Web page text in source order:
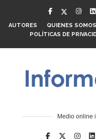
AUTORES QUIENES SOMOS
POLÍTICAS DE
Medio online